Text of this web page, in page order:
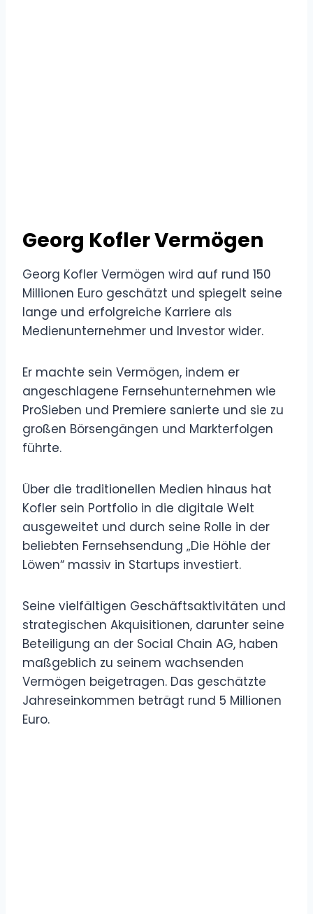
Georg Kofler Vermögen
Georg Kofler Vermögen wird auf rund 150
Millionen Euro geschätzt und spiegelt seine
lange und erfolgreiche Karriere als
Medienunternehmer und Investor wider.
Er machte sein Vermögen, indem er
angeschlagene Fernsehunternehmen wie
ProSieben und Premiere sanierte und sie zu
großen Börsengängen und Markterfolgen
führte.
Über die traditionellen Medien hinaus hat
Kofler sein Portfolio in die digitale Welt
ausgeweitet und durch seine Rolle in der
beliebten Fernsehsendung „Die Höhle der
Löwen“ massiv in Startups investiert.
Seine vielfältigen Geschäftsaktivitäten und
strategischen Akquisitionen, darunter seine
Beteiligung an der Social Chain AG, haben
maßgeblich zu seinem wachsenden
Vermögen beigetragen. Das geschätzte
Jahreseinkommen beträgt rund 5 Millionen
Euro.